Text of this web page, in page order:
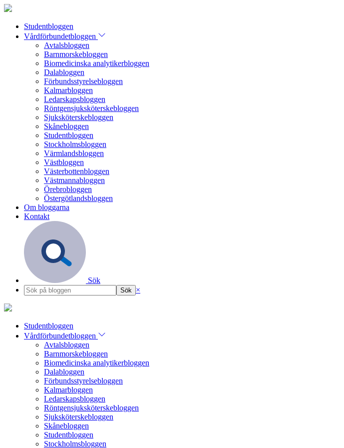
Studentbloggen
Vårdförbundetbloggen
Avtalsbloggen
Barnmorskebloggen
Biomedicinska analytikerbloggen
Dalabloggen
Förbundsstyrelsebloggen
Kalmarbloggen
Ledarskapsbloggen
Röntgensjuksköterskebloggen
Sjuksköterskebloggen
Skånebloggen
Studentbloggen
Stockholmsbloggen
Värmlandsbloggen
Västbloggen
Västerbottenbloggen
Västmannabloggen
Örebrobloggen
Östergötlandsbloggen
Om bloggarna
Kontakt
Sök
×
Studentbloggen
Vårdförbundetbloggen
Avtalsbloggen
Barnmorskebloggen
Biomedicinska analytikerbloggen
Dalabloggen
Förbundsstyrelsebloggen
Kalmarbloggen
Ledarskapsbloggen
Röntgensjuksköterskebloggen
Sjuksköterskebloggen
Skånebloggen
Studentbloggen
Stockholmsbloggen